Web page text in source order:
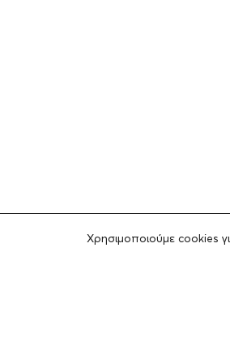
Χρησιμοποιούμε cookies